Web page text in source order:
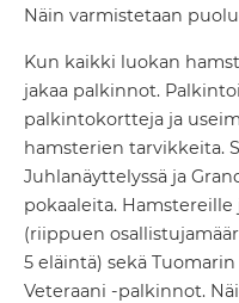
Näin varmistetaan
Kun kaikki luokan
jakaa palkinnot.
palkintokortteja ja
hamsterien tarvikkeita.
Juhlanäyttelyssä ja
pokaaleita. Hamstereille
(riippuen
5 eläintä) sekä
Veteraani -palkinnot.